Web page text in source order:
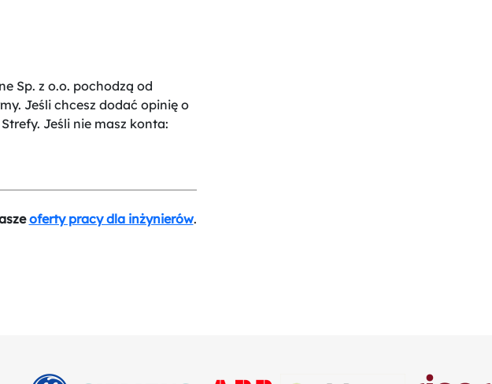
Sp. z o.o. pochodzą od
Jeśli chcesz dodać opinię o
Jeśli nie masz konta:
oferty pracy dla inżynierów.